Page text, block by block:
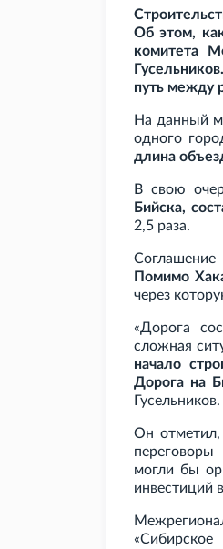
Об этом,
комитета
путь между
На данный
одного
длина
В свою
Бийска,
2,5 раза.
Соглашение
Помимо
через
«Дорога
сложная
начало
Дорога на
Гусельников.
Он отметил,
переговоры
могли бы
инвестиций